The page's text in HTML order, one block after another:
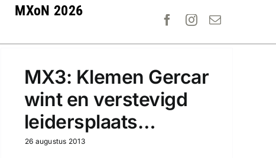
MXoN 2026
MX3: Klemen Gercar
wint en verstevigd
leidersplaats…
26 augustus 2013